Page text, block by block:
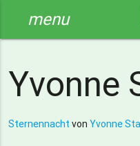
menu
Yvonne
Sternennacht von Yvonne